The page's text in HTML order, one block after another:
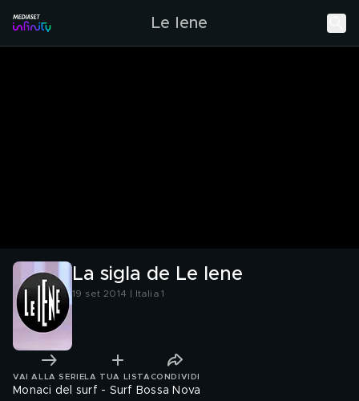
Le Iene
La sigla de Le Iene
19 set 2014 | Italia 1
VAI ALLA SERIE LA TUA LISTA CONDIVIDI
Monaci del surf - Surf Bossa Nova